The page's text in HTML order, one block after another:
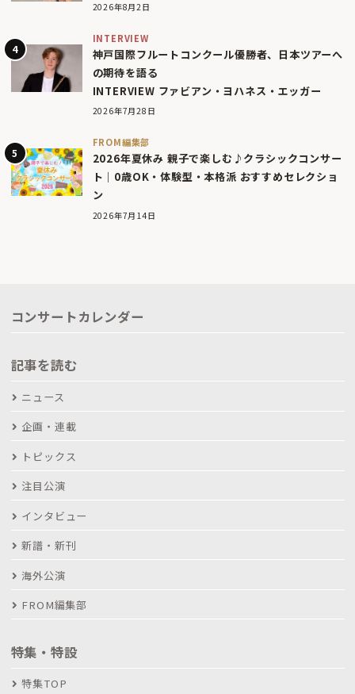
2026年8月2日
INTERVIEW
神戸国際フルートコンクール優勝者、日本ツアーへ
の期待を語る
INTERVIEW ファビアン・ヨハネス・エッガー
2026年7月28日
FROM編集部
2026年夏休み 親子で楽しむ♪クラシックコンサー
ト｜0歳OK・体験型・本格派 おすすめセレクショ
ン
2026年7月14日
コンサートカレンダー
記事を読む
ニュース
企画・連載
トピックス
注目公演
インタビュー
新譜・新刊
海外公演
FROM編集部
特集・特設
特集TOP